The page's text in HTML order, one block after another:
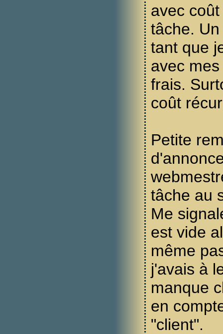
avec
tâche.
tant que
avec
frais.
coût
Petite
tâche au
Me
est vide
même
j'avais à
manque
en
"client".